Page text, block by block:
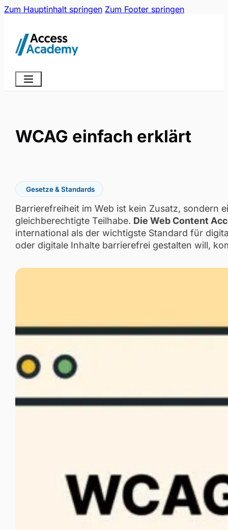
Zum Hauptinhalt springen Zum Footer springen
WCAG einfach erklärt
Gesetze & Standards
Barrierefreiheit im Web ist kein Zusatz, sondern
gleichberechtigte Teilhabe. Die Web Content
international als der wichtigste Standard für
oder digitale Inhalte barrierefrei gestalten will,